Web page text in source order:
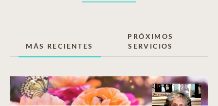
MÁS RECIENTES
PRÓXIMOS
SERVICIOS